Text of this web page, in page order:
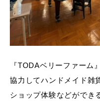
『TODAベリーファーム
協力してハンドメイド雑
ショップ体験などができ